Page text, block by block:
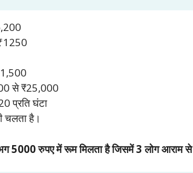
से ₹25,000
प्रति घंटा
है।
5000 रुपए में रूम मिलता है जिसमें 3 लोग आराम